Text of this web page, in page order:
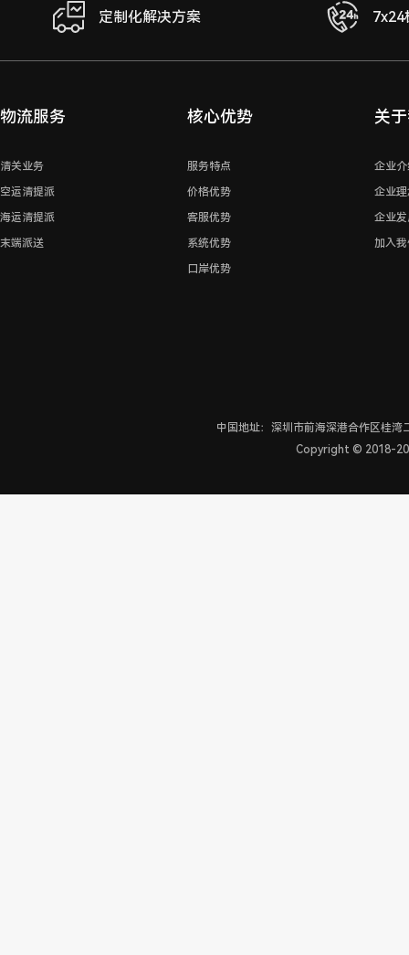
定制化解决方案 7x24
物流服务
清关业务
空运清提派
海运清提派
末端派送
核心优势
服务特点
价格优势
客服优势
系统优势
口岸优势
关
企业介
企业理
企业
加入我
中国地址：深圳市前海深港合作区桂湾
Copyright © 2018-